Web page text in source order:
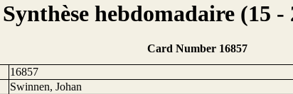
Synthèse hebdomadaire (15
Card Number 16857
16857
Swinnen, Johan